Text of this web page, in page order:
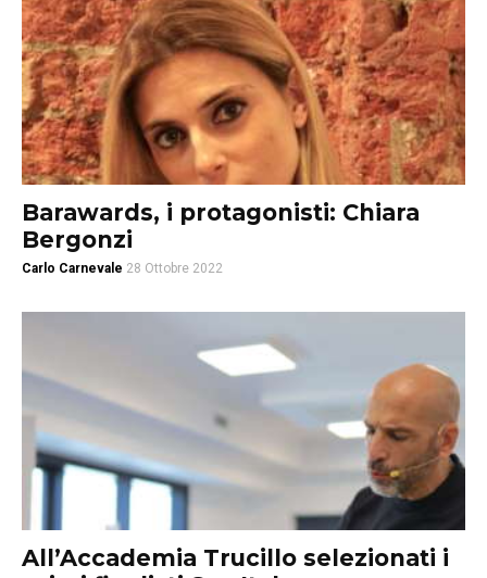
Barawards, i protagonisti: Chiara
Bergonzi
Carlo Carnevale 28 Ottobre 2022
All’Accademia Trucillo selezionati i